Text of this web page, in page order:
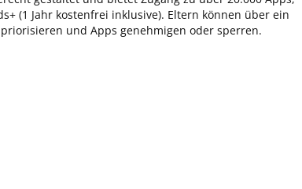
(1 Jahr kostenfrei inklusive). Eltern können über ein
und Apps genehmigen oder sperren.